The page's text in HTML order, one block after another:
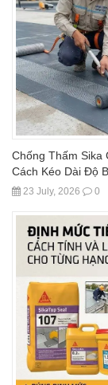
Chống Thấm Sika
Cách Kéo Dài Độ
23 July, 2026 0